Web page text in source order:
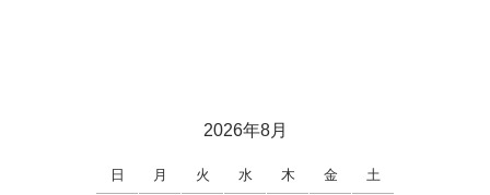
2026年8月
日 月 火 水 木 金 土